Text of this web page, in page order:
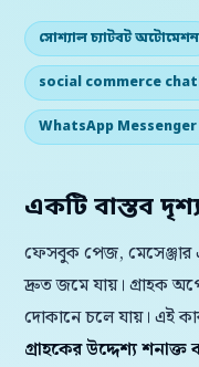
সোশ্যাল চ্যাটবট অটোমেশন
social commerce
WhatsApp
একটি বাস্তব
ফেসবুক পেজ, মেসেঞ্জার
দ্রুত জমে যায়। গ্রাহক
দোকানে চলে যায়। এই
গ্রাহকের উদ্দেশ্য